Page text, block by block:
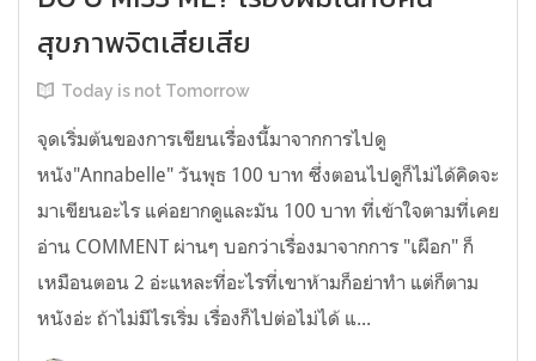
สุขภาพจิตเสียเสีย
Today is not Tomorrow
จุดเริ่มต้นของการเขียนเรื่องนี้มาจากการไปดู
หนัง"Annabelle" วันพุธ 100 บาท ซึ่งตอนไปดูก็ไม่ได้คิดจะ
มาเขียนอะไร แค่อยากดูและมัน 100 บาท ที่เข้าใจตามที่เคย
อ่าน COMMENT ผ่านๆ บอกว่าเรื่องมาจากการ "เผือก" ก็
เหมือนตอน 2 อ่ะแหละที่อะไรที่เขาห้ามก็อย่าทำ แต่ก็ตาม
หนังอ่ะ ถ้าไม่มีไรเริ่ม เรื่องก็ไปต่อไม่ได้ แ...